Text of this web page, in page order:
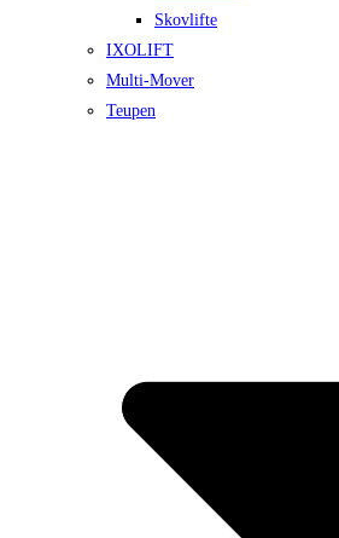
Skovlifte
IXOLIFT
Multi-Mover
Teupen